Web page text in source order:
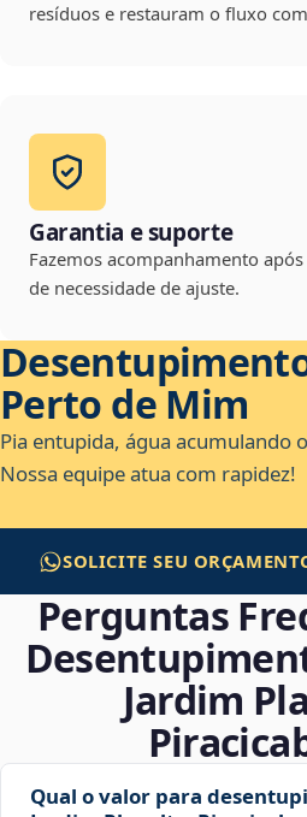
resíduos e restauram o fluxo
Garantia e suporte
Fazemos acompanhamento
de necessidade de ajuste.
Perto de Mim
Pia entupida, água acumulando
Nossa equipe atua com rapidez!
SOLICITE SEU
Perguntas
Jardim
Qual o valor para